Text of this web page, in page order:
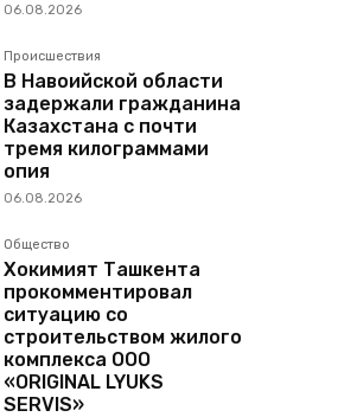
06.08.2026
Происшествия
В Навоийской области
задержали гражданина
Казахстана с почти
тремя килограммами
опия
06.08.2026
Общество
Хокимият Ташкента
прокомментировал
ситуацию со
строительством жилого
комплекса ООО
«ORIGINAL LYUKS
SERVIS»